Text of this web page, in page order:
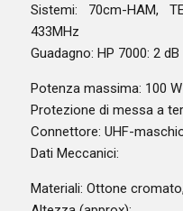
Sistemi: 70cm-HAM,
433MHz
Guadagno: HP 7000: 2
Potenza massima: 100
Protezione di messa a
Connettore: UHF-
Dati Meccanici:
Materiali: Ottone